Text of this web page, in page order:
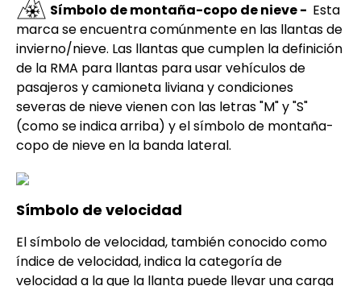
Símbolo de montaña-copo de nieve - Esta
marca se encuentra comúnmente en las llantas de
invierno/nieve. Las llantas que cumplen la definición
de la RMA para llantas para usar vehículos de
pasajeros y camioneta liviana y condiciones
severas de nieve vienen con las letras "M" y "S"
(como se indica arriba) y el símbolo de montaña-
copo de nieve en la banda lateral.
Símbolo de velocidad
El símbolo de velocidad, también conocido como
índice de velocidad, indica la categoría de
velocidad a la que la llanta puede llevar una carga